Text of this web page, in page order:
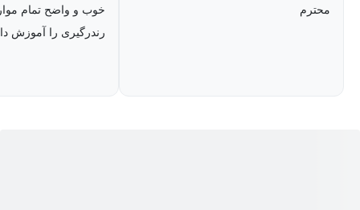
محترم
خوب و واضح تمام
رندرگیری را آموزش